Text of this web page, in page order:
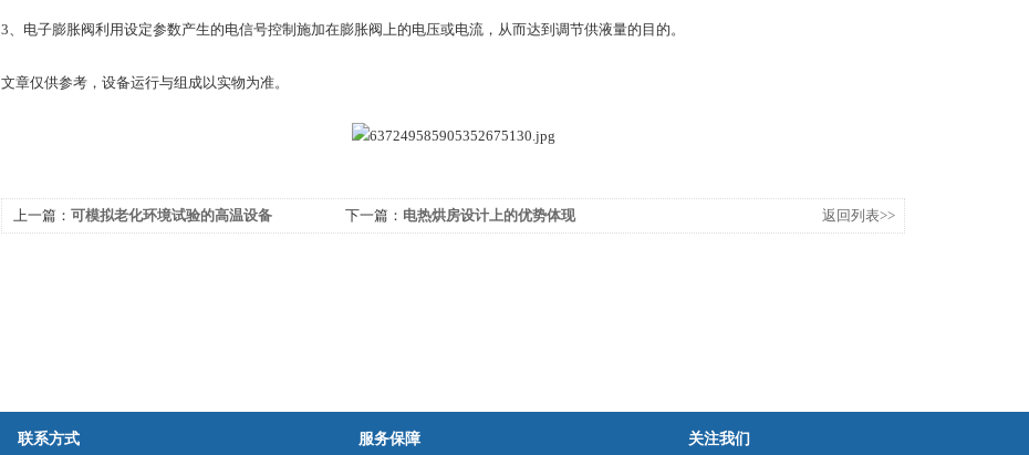
3、电子膨胀阀利用设定参数产生的电信号控制施加在膨胀阀上的电压或电流，从而达到调节供液量的目的。
文章仅供参考，设备运行与组成以实物为准。
上一篇： 可模拟老化环境试验的高温设备 下一篇： 电热烘房设计上的优势体现 返回列表>>
联系方式 服务保障 关注我们